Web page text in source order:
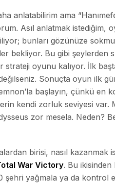
anlatabilirim ama
Asıl anlatmak istediğim,
bunları gözünüze
bekliyor. Bu gibi şeylerden
strateji oyunu kalıyor. İlk
Sonuçta oyun ilk
başlayın, çünkü en
kendi zorluk seviyesi var.
zor mesela. Neden?
birisi, nasıl kazanmak
War Victory. Bu ikisinden
yağmala ya da kontrol